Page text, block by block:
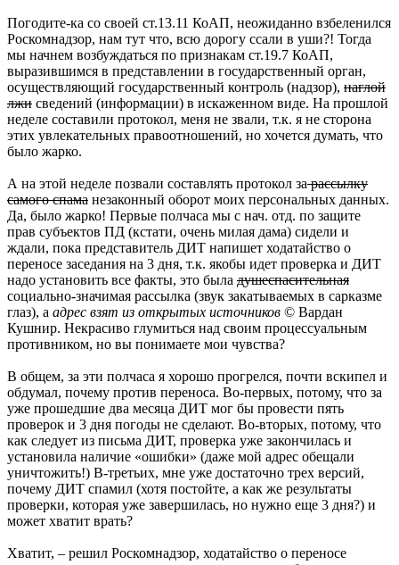
Погодите-ка со своей ст.13.11 КоАП, неожиданно взбеленился
Роскомнадзор, нам тут что, всю дорогу ссали в уши?! Тогда
мы начнем возбуждаться по признакам ст.19.7 КоАП,
выразившимся в представлении в государственный орган,
осуществляющий государственный контроль (надзор), наглой
лжи сведений (информации) в искаженном виде. На прошлой
неделе составили протокол, меня не звали, т.к. я не сторона
этих увлекательных правоотношений, но хочется думать, что
было жарко.
А на этой неделе позвали составлять протокол зарассылку
самого спама незаконный оборот моих персональных данных.
Да, было жарко! Первые полчаса мы с нач. отд. по защите
прав субъектов ПД (кстати, очень милая дама) сидели и
ждали, пока представитель ДИТ напишет ходатайство о
переносе заседания на 3 дня, т.к. якобы идет проверка и ДИТ
надо установить все факты, это была душеспасительная
социально-значимая рассылка (звук закатываемых в сарказме
глаз), а адрес взят из открытых источников © Вардан
Кушнир. Некрасиво глумиться над своим процессуальным
противником, но вы понимаете мои чувства?
В общем, за эти полчаса я хорошо прогрелся, почти вскипел и
обдумал, почему против переноса. Во-первых, потому, что за
уже прошедшие два месяца ДИТ мог бы провести пять
проверок и 3 дня погоды не сделают. Во-вторых, потому, что
как следует из письма ДИТ, проверка уже закончилась и
установила наличие «ошибки» (даже мой адрес обещали
уничтожить!) В-третьих, мне уже достаточно трех версий,
почему ДИТ спамил (хотя постойте, а как же результаты
проверки, которая уже завершилась, но нужно еще 3 дня?) и
может хватит врать?
Хватит, – решил Роскомнадзор, ходатайство о переносе